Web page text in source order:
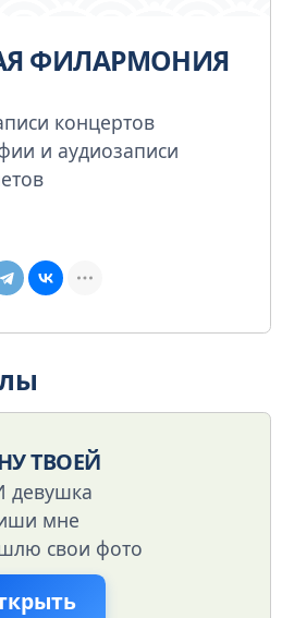
ФИЛАРМОНИЯ
концертов
и аудиозаписи
ТВОЕЙ
девушка
мне
свои фото